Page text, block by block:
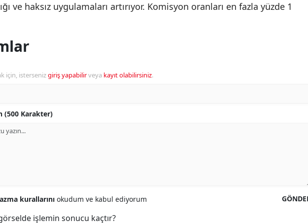
ve haksız uygulamaları artırıyor. Komisyon oranları en fazla yüzde 1
için, istersenizgiriş yapabilirveya kayıt olabilirsiniz.
(500 Karakter)
kurallarını okudum ve kabul ediyorum
işlemin sonucu kaçtır?